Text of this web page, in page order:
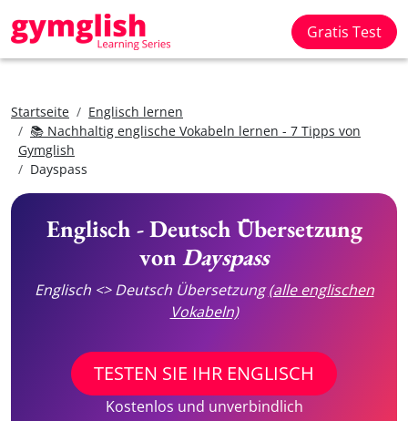
Gratis Test
Startseite
Englisch lernen
📚 Nachhaltig englische Vokabeln lernen - 7 Tipps von
Gymglish
Dayspass
Englisch - Deutsch Übersetzung
vonDayspass
Englisch <> Deutsch Übersetzung(alle englischen
Vokabeln)
TESTEN SIE IHR ENGLISCH
Kostenlos und unverbindlich